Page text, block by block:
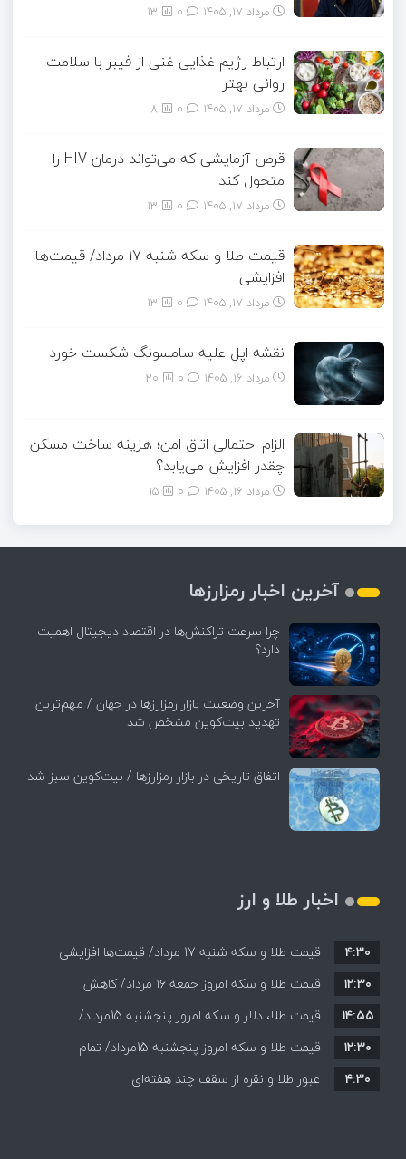
مرداد ۱۷, ۱۴۰۵ 13
ارتباط رژیم غذایی غنی از فیبر با سلامت
روانی بهتر
مرداد ۱۷, ۱۴۰۵ 8
قرص آزمایشی که می‌تواند درمان HIV را
متحول کند
مرداد ۱۷, ۱۴۰۵ 13
قیمت طلا و سکه شنبه 17 مرداد/ قیمت‌ها
افزایشی
مرداد ۱۷, ۱۴۰۵ 13
نقشه اپل علیه سامسونگ شکست خورد
مرداد ۱۶, ۱۴۰۵ 20
الزام احتمالی اتاق امن؛ هزینه ساخت مسکن
چقدر افزایش می‌یابد؟
مرداد ۱۶, ۱۴۰۵ 15
آخرین اخبار رمزارزها
چرا سرعت تراکنش‌ها در اقتصاد دیجیتال اهمیت
دارد؟
آخرین وضعیت بازار رمزارزها در جهان / مهم‌ترین
تهدید بیت‌کوین مشخص شد
اتفاق تاریخی در بازار رمزارزها / بیت‌کوین سبز شد
اخبار طلا و ارز
قیمت طلا و سکه شنبه 17 مرداد/ قیمت‌ها افزایشی
۴:۳۰
قیمت طلا و سکه امروز جمعه ۱۶ مرداد/ کاهش
قیمت ها+ جدول و جزییات
۱۲:۳۰
قیمت طلا، دلار و سکه امروز پنجشنبه 15مرداد/
افزایش قیمت ها + جدول
۱۴:۵۵
قیمت طلا و سکه امروز پنجشنبه 15مرداد/ تمام
قیمت ها بر مدار افزایش + جدول
۱۲:۳۰
عبور طلا و نقره از سقف چند هفته‌ای
۴:۳۰